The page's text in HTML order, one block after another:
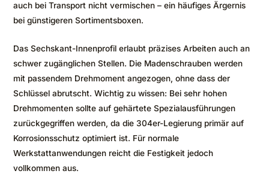
auch bei Transport nicht vermischen – ein häufiges Ärgernis
bei günstigeren Sortimentsboxen.
Das Sechskant-Innenprofil erlaubt präzises Arbeiten auch an
schwer zugänglichen Stellen. Die Madenschrauben werden
mit passendem Drehmoment angezogen, ohne dass der
Schlüssel abrutscht. Wichtig zu wissen: Bei sehr hohen
Drehmomenten sollte auf gehärtete Spezialausführungen
zurückgegriffen werden, da die 304er-Legierung primär auf
Korrosionsschutz optimiert ist. Für normale
Werkstattanwendungen reicht die Festigkeit jedoch
vollkommen aus.